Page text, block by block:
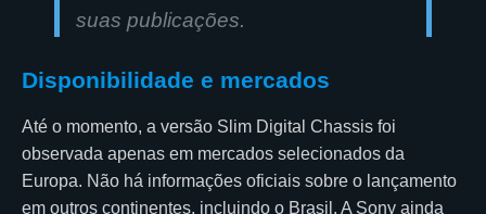
suas publicações.
Disponibilidade e mercados
Até o momento, a versão Slim Digital Chassis foi
observada apenas em mercados selecionados da
Europa. Não há informações oficiais sobre o lançamento
em outros continentes, incluindo o Brasil. A Sony ainda